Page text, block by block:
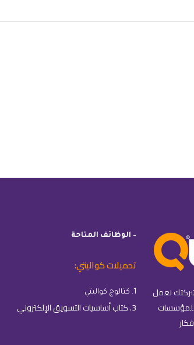
نعمل
للمؤسسات
– الوظائف المتاحة
تحميلات كواليتي:
1. كتالوج كواليتي
3. كتاب أساسيات التسويق الإلكتروني